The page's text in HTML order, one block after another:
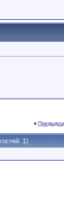
«
1)